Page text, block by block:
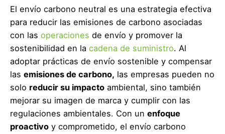
El envío carbono neutral es una estrategia efectiva
para reducir las emisiones de carbono asociadas
con las operaciones de envío y promover la
sostenibilidad en la cadena de suministro. Al
adoptar prácticas de envío sostenible y compensar
las emisiones de carbono, las empresas pueden no
solo reducir su impacto ambiental, sino también
mejorar su imagen de marca y cumplir con las
regulaciones ambientales. Con un enfoque
proactivo y comprometido, el envío carbono